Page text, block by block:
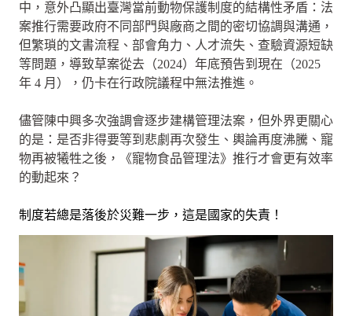
中，意外凸顯出臺灣當前動物保護制度的結構性矛盾：法
案推行需要政府不同部門與廠商之間的密切協調與溝通，
但繁瑣的文書流程、部會角力、人才流失、查驗資源短缺
等問題，導致草案從去（2024）年底預告到現在（2025
年 4 月），仍卡在行政院議程中無法推進。
儘管陳中興多次強調會逐步建構管理法案，但外界更關心
的是：是否非得要等到悲劇再次發生、輿論再度沸騰、寵
物再被犧牲之後，《寵物食品管理法》推行才會更有效率
的動起來？
制度若總是落後於災難一步，這是國家的失責！